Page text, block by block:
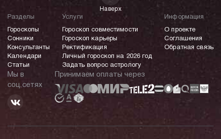
Наверх
Разделы
Гороскопы
Сонники
Консультанты
Календари
Статьи
Услуги
Гороскоп совместимости
Гороскоп карьеры
Ректификация
Личный гороскоп на 2026 год
Задать вопрос астрологу
Информация
О проекте
Соглашения
Обратная связь
Мы в
соц.сетях
Принимаем оплаты через